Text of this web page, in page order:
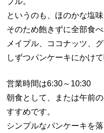
というのも、ほのかな塩味
そのため飽きずに全部食べ
メイプル、ココナッツ、
しずつパンケーキにかけ
営業時間は6:30～10:30
朝食として、または午前
すすめです。
シンプルなパンケーキを